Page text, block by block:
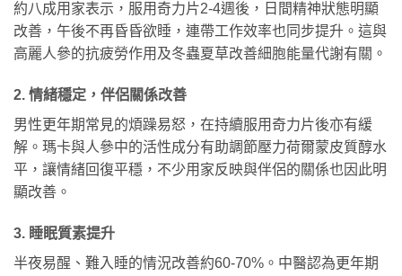
約八成用家表示，服用奇力片2-4週後，日間精神狀態明顯
改善，午後不再昏昏欲睡，連帶工作效率也同步提升。這與
高麗人參的抗疲勞作用及冬蟲夏草改善細胞能量代謝有關。
2. 情緒穩定，伴侶關係改善
男性更年期常見的煩躁易怒，在持續服用奇力片後亦有緩
解。瑪卡與人參中的活性成分有助調節壓力荷爾蒙皮質醇水
平，讓情緒回復平穩，不少用家反映與伴侶的關係也因此明
顯改善。
3. 睡眠質素提升
半夜易醒、難入睡的情況改善約60-70%。中醫認為更年期